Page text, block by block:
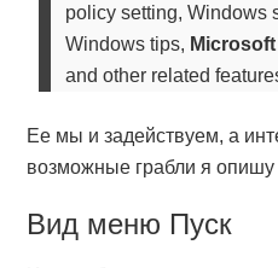
policy setting, Windows
Windows tips,
and other related
Ее мы и задействуем, а
возможные грабли я
Вид меню Пуск